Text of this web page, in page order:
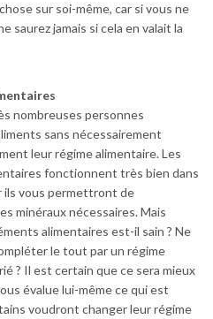
sur soi-même, car si vous ne
saurez jamais si cela en valait la
nombreuses personnes
sans nécessairement
leur régime alimentaire. Les
fonctionnent très bien dans
vous permettront de
minéraux nécessaires. Mais
alimentaires est-il sain ? Ne
le tout par un régime
? Il est certain que ce sera mieux
évalue lui-même ce qui est
voudront changer leur régime